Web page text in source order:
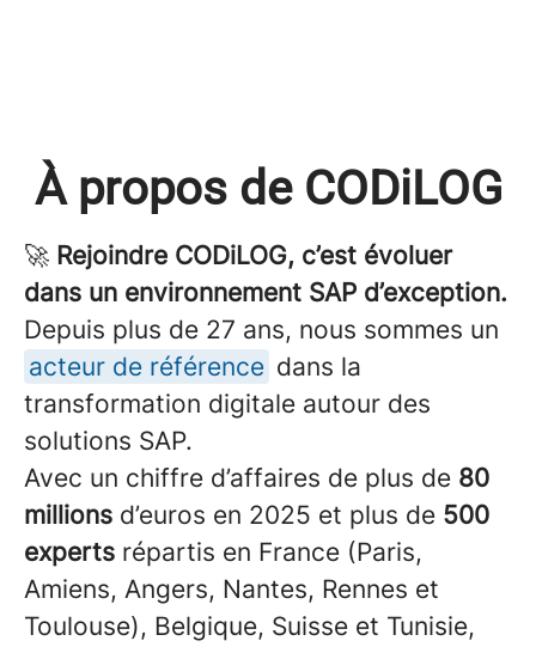
À propos de CODiLOG
🚀 Rejoindre CODiLOG, c’est évoluer
dans un environnement SAP d’exception.
Depuis plus de 27 ans, nous sommes un
acteur de référence dans la
transformation digitale autour des
solutions SAP.
Avec un chiffre d’affaires de plus de 80
millions d’euros en 2025 et plus de 500
experts répartis en France (Paris,
Amiens, Angers, Nantes, Rennes et
Toulouse), Belgique, Suisse et Tunisie,